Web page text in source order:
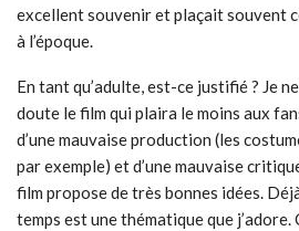
excellent souvenir et plaçait souvent
à l’époque.
En tant qu’adulte, est-ce justifié ? Je ne
doute le film qui plaira le moins aux
d’une mauvaise production (les
par exemple) et d’une mauvaise
film propose de très bonnes idées.
temps est une thématique que